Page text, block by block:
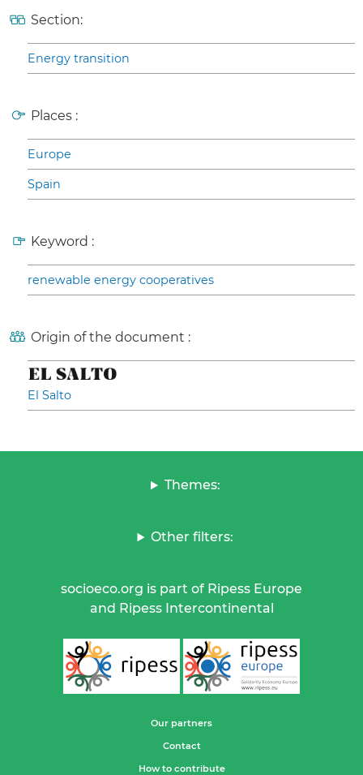
Section:
Energy transition
Places :
Europe
Spain
Keyword :
renewable energy cooperatives
Origin of the document :
El Salto
Themes:
Other filters:
socioeco.org is part of Ripess Europe
and Ripess Intercontinental
Our partners
Contact
How to contribute